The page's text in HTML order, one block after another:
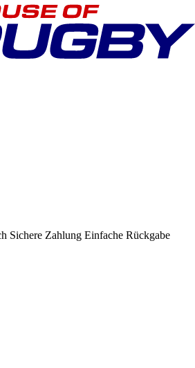
Sichere Zahlung Einfache Rückgabe